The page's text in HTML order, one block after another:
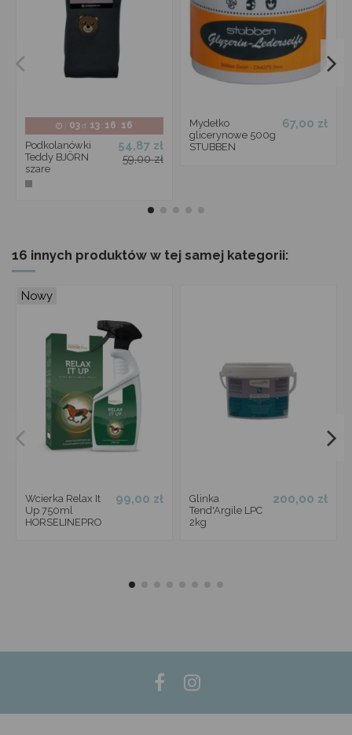
03d. 13: 16 16
Podkolanówki
Teddy BJÖRN
szare
54,87 zł
59,00 zł
Mydełko
glicerynowe 500g
STUBBEN
67,00 zł
16 innych produktów w tej samej kategorii:
Nowy
Wcierka Relax It
Up 750ml
HORSELINEPRO
99,00 zł
Glinka
Tend'Argile LPC
2kg
200,00 zł